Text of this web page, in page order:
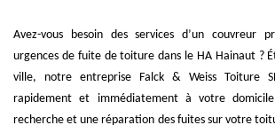
Avez-vous besoin des services d’un couvreur
urgences de fuite de toiture dans le HA Hainaut ?
ville, notre entreprise Falck & Weiss Toiture
rapidement et immédiatement à votre
recherche et une réparation des fuites sur votre